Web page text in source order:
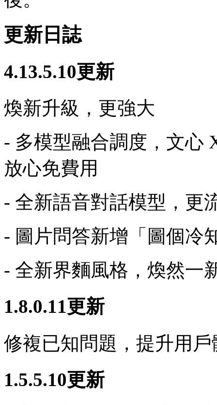
更新日誌
4.13.5.10更新
煥新升級，更強大
- 多模型融合調度，文心
放心免費用
- 全新語音對話模型，更
- 圖片問答新增「圖個冷
- 全新界麵風格，煥然一
1.8.0.11更新
修複已知問題，提升用戶
1.5.5.10更新